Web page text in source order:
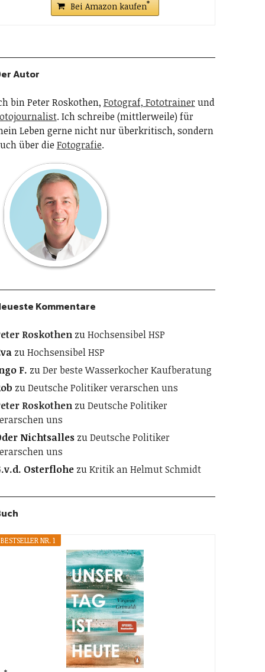
Bei Amazon kaufen
Autor
bin Peter Roskothen, Fotograf, Fototrainer und
. Ich schreibe (mittlerweile) für
Leben gerne nicht nur überkritisch, sondern
über dieFotografie.
Kommentare
RoskothenzuHochsensibel HSP
zuHochsensibel HSP
F. zuDer beste Wasserkocher Kaufberatung
zuDeutsche Politiker verarschen uns
RoskothenzuDeutsche Politiker
uns
NichtsalleszuDeutsche Politiker
uns
OsterflohezuKritik an Helmut Schmidt
BESTSELLER NR. 1